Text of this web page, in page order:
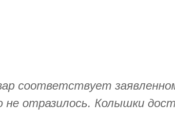
соответствует
не отразилось. Колышки